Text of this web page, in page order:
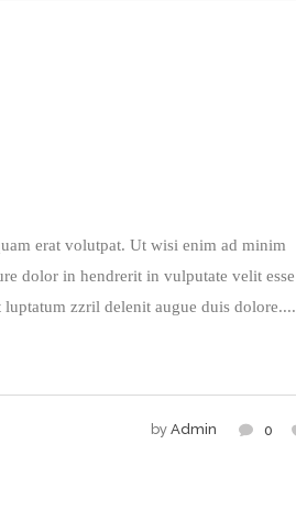
erat volutpat. Ut wisi enim ad minim
dolor in hendrerit in vulputate velit esse
zzril delenit augue duis dolore....
by Admin 0